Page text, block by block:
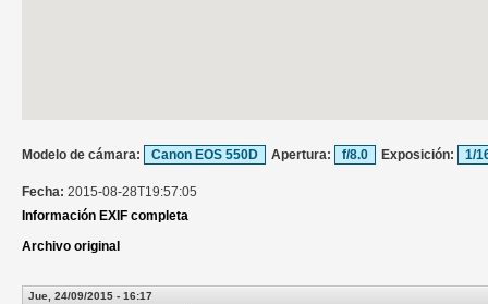
Modelo de cámara: Canon EOS 550D Apertura: f/8.0 Exposición: 1/
Fecha: 2015-08-28T19:57:05
Información EXIF completa
Archivo original
Jue, 24/09/2015 - 16:17